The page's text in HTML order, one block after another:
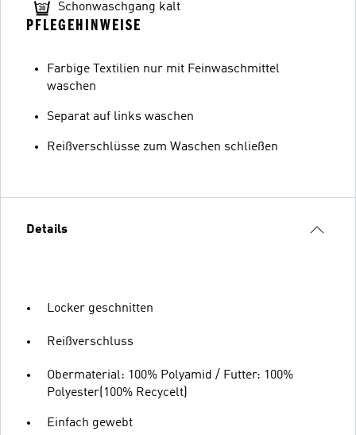
Schonwaschgang kalt
PFLEGEHINWEISE
Farbige Textilien nur mit Feinwaschmittel
waschen
Separat auf links waschen
Reißverschlüsse zum Waschen schließen
Details
Locker geschnitten
Reißverschluss
Obermaterial: 100% Polyamid / Futter: 100%
Polyester(100% Recycelt)
Einfach gewebt